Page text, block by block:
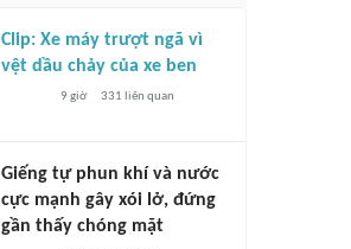
Clip: Xe máy trượt ngã vì
vệt dầu chảy của xe ben
9 giờ 331 liên quan
Giếng tự phun khí và nước
cực mạnh gây xói lở, đứng
gần thấy chóng mặt